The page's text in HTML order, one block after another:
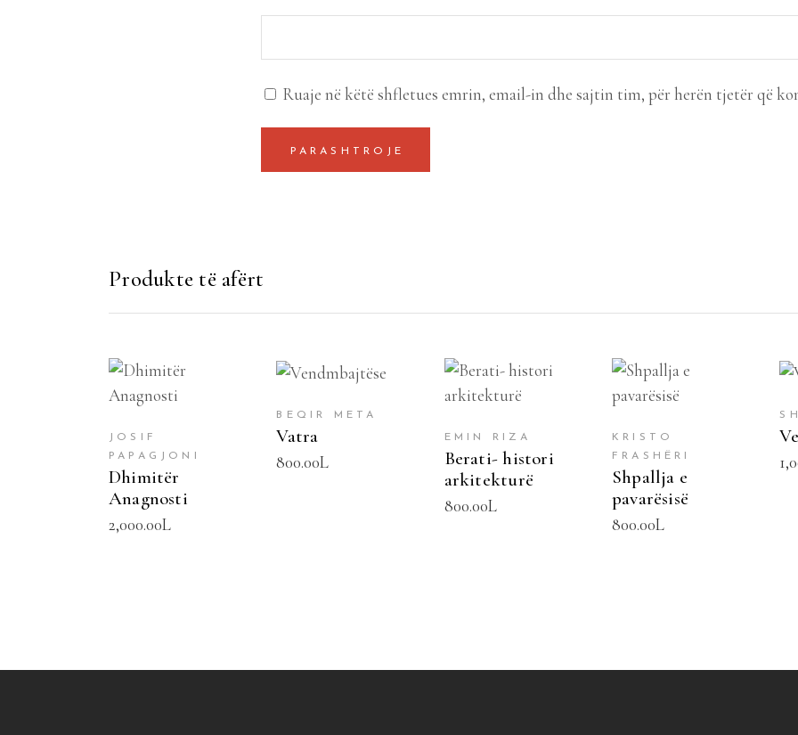
Ruaje në këtë shfletues emrin, email-in dhe sajtin tim, për herën tjetër që
Produkte të afërt
SHPORTË
JOSIF
PAPAGJONI
Dhimitër
Anagnosti
2,000.00L
SHTOJE NË
SHPORTË
BEQIR META
Vatra
800.00L
EMIN RIZA
Berati- histori
arkitekturë
800.00L
SHTOJE NË
KRISTO
FRASHËRI
Shpallja e
pavarësisë
800.00L